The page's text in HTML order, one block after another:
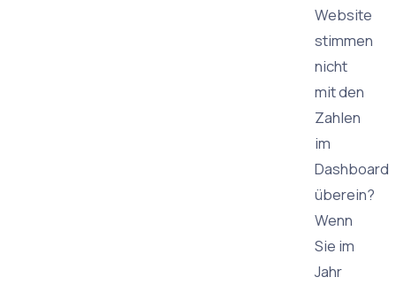
Website
stimmen
nicht
mit den
Zahlen
im
Dashboard
überein?
Wenn
Sie im
Jahr